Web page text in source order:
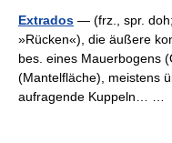
Extrados — (frz., spr.
»Rücken«), die äußere
bes. eines Mauerbogens
(Mantelfläche), meistens
aufragende Kuppeln… …